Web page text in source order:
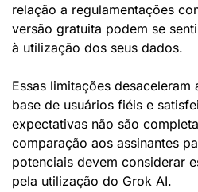
relação a regulamentações
versão gratuita podem se
à utilização dos seus dados.
Essas limitações desaceleram
base de usuários fiéis e
expectativas não são
comparação aos assinantes
potenciais devem considerar
pela utilização do Grok AI.